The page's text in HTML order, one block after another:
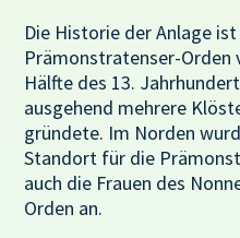
Die Historie der Anlage
Prämonstratenser-Orden
Hälfte des 13.
ausgehend mehrere
gründete. Im Norden
Standort für die
auch die Frauen des
Orden an.